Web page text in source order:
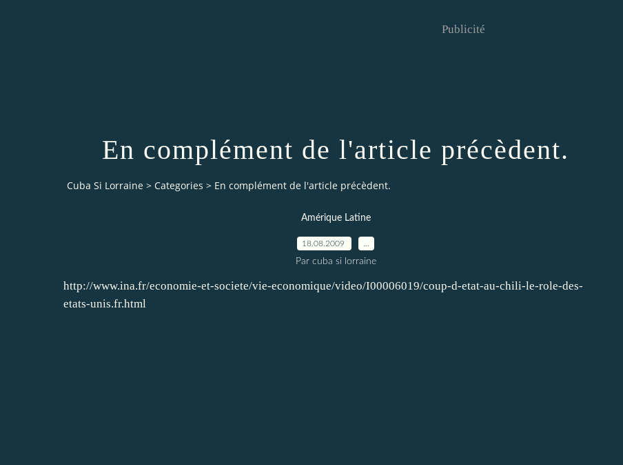
Publicité
En complément de l'article précèdent.
Cuba Si Lorraine > Categories > En complément de l'article précèdent.
Amérique Latine
18.08.2009
Par cuba si lorraine
http://www.ina.fr/economie-et-societe/vie-economique/video/I00006019/coup-d-etat-au-chili-le-role-des-
etats-unis.fr.html